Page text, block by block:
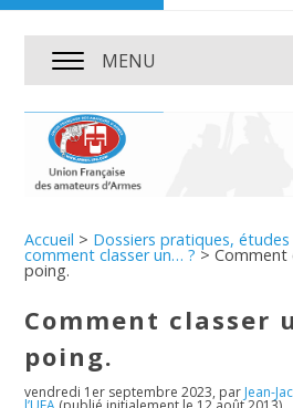
MENU
Accueil > Dossiers pratiques,
comment classer un… ? >Comment
poing.
Comment classer
poing.
vendredi 1er septembre 2023, par Jean-